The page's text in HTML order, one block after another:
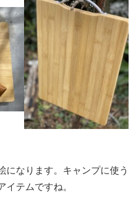
になります。キャンプに使う
イテムですね。